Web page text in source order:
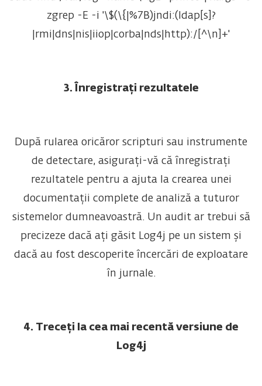
zgrep -E -i '\$(\{|%7B)jndi:(ldap[s]?
|rmi|dns|nis|iiop|corba|nds|http):/[^\n]+'
3. Înregistrați rezultatele
După rularea oricăror scripturi sau instrumente
de detectare, asigurați-vă că înregistrați
rezultatele pentru a ajuta la crearea unei
documentații complete de analiză a tuturor
sistemelor dumneavoastră. Un audit ar trebui să
precizeze dacă ați găsit Log4j pe un sistem și
dacă au fost descoperite încercări de exploatare
în jurnale.
4. Treceți la cea mai recentă versiune de
Log4j